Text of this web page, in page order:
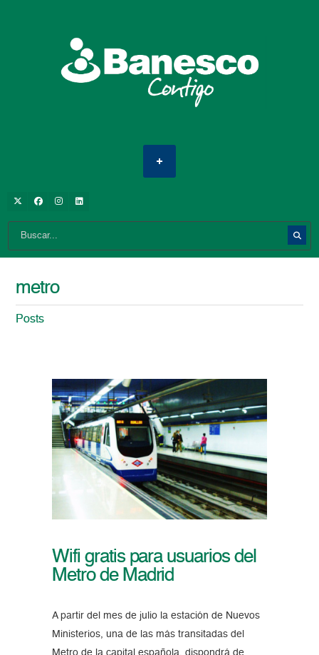
metro
Posts
Wifi gratis para usuarios del
Metro de Madrid
A partir del mes de julio la estación de Nuevos
Ministerios, una de las más transitadas del
Metro de la capital española, dispondrá de